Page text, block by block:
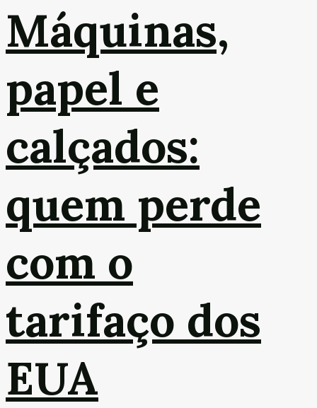
Máquinas,
papel e
calçados:
quem perde
com o
tarifaço dos
EUA